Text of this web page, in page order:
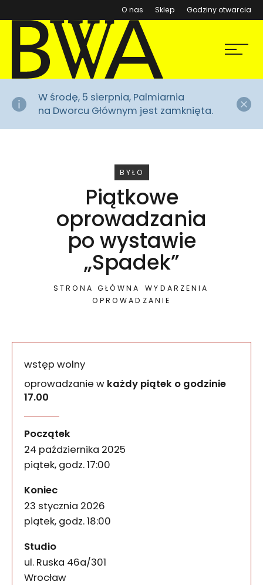
O nas Sklep (otwiera się w nowym
Godziny otwarcia
BWA Wrocław
Galerie Sztuki Współczesnej
Menu
W środę, 5 sierpnia, Palmiarnia
na Dworcu Głównym jest zamknięta.
WYDARZENIE
BYŁO
Piątkowe
oprowadzania
po wystawie
„Spadek”
STRONA GŁÓWNA
WYDARZENIA
OPROWADZANIE
wstęp wolny
oprowadzanie w każdy piątek o godzinie
17.00
W piątki o godz. 17.00 zapraszamy na wspólne
Początek
24 października 2025
piątek, godz. 17:00
Koniec
23 stycznia 2026
piątek, godz. 18:00
Studio
ul. Ruska 46a/301
50-079
Wrocław